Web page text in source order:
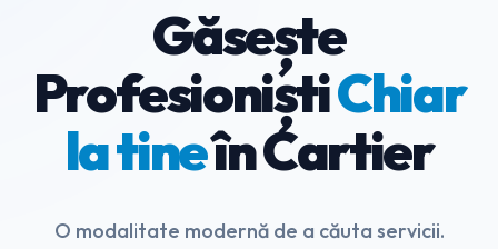
Găsește
ProfesioniștiChiar
la tineîn Cartier
O modalitate modernă de a căuta servicii.